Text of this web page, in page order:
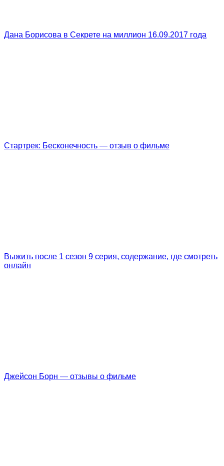
Дана Борисова в Секрете на миллион 16.09.2017 года
Стартрек: Бесконечность — отзыв о фильме
Выжить после 1 сезон 9 серия, содержание, где смотреть
онлайн
Джейсон Борн — отзывы о фильме